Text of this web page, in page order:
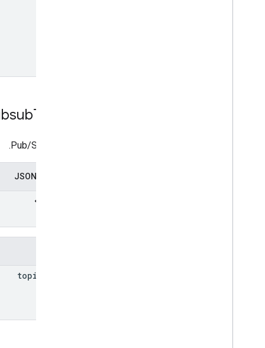
Topic
topic